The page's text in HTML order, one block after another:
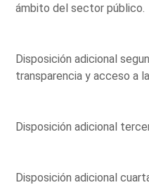
ámbito del sector público.
Disposición adicional
transparencia y acceso a
Disposición adicional
Disposición adicional